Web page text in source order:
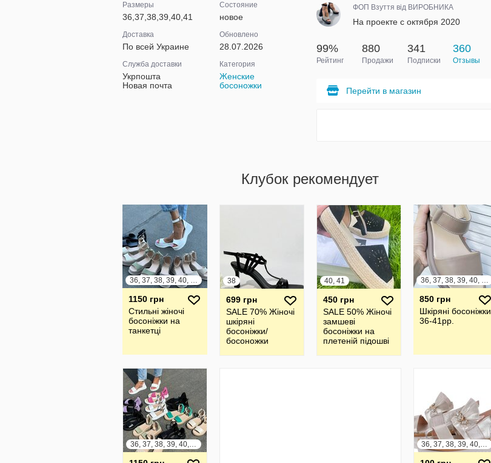
Размеры
36,37,38,39,40,41
Доставка
По всей Украине
Служба доставки
Укрпошта
Новая почта
Состояние
новое
Обновлено
28.07.2026
Категория
Женские
босоножки
ФОП Взуття від ВИРОБНИКА
На проекте с октября 2020
99%
Рейтинг
880
Продажи
341
Подписки
360
Отзывы
Перейти в магазин
Клубок рекомендует
36, 37, 38, 39, 40, 41
1150 грн
Стильні жіночі
босоніжки на
танкетці
38
699 грн
SALE 70% Жіночі
шкіряні
босоніжки/
босоножки
40, 41
450 грн
SALE 50% Жіночі
замшеві
босоніжки на
плетеній підошві
36, 37, 38, 39, 40, 41
850 грн
Шкіряні босоніжки
36-41рр.
36, 37, 38, 39, 40, 41 36, 37, 38, 39, 40, 41